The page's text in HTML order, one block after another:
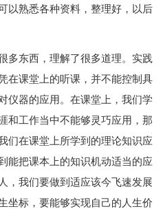
以熟悉各种资料，整理好，以后
多东西，理解了很多道理。实践
在课堂上的听课，并不能控制具
仪器的应用。在课堂上，我们学
和工作当中不能够灵巧应用，那
们在课堂上所学到的理论知识应
能把课本上的知识机动适当的应
，我们要做到适应该今飞速发展
坐标，要能够实现自己的人生价